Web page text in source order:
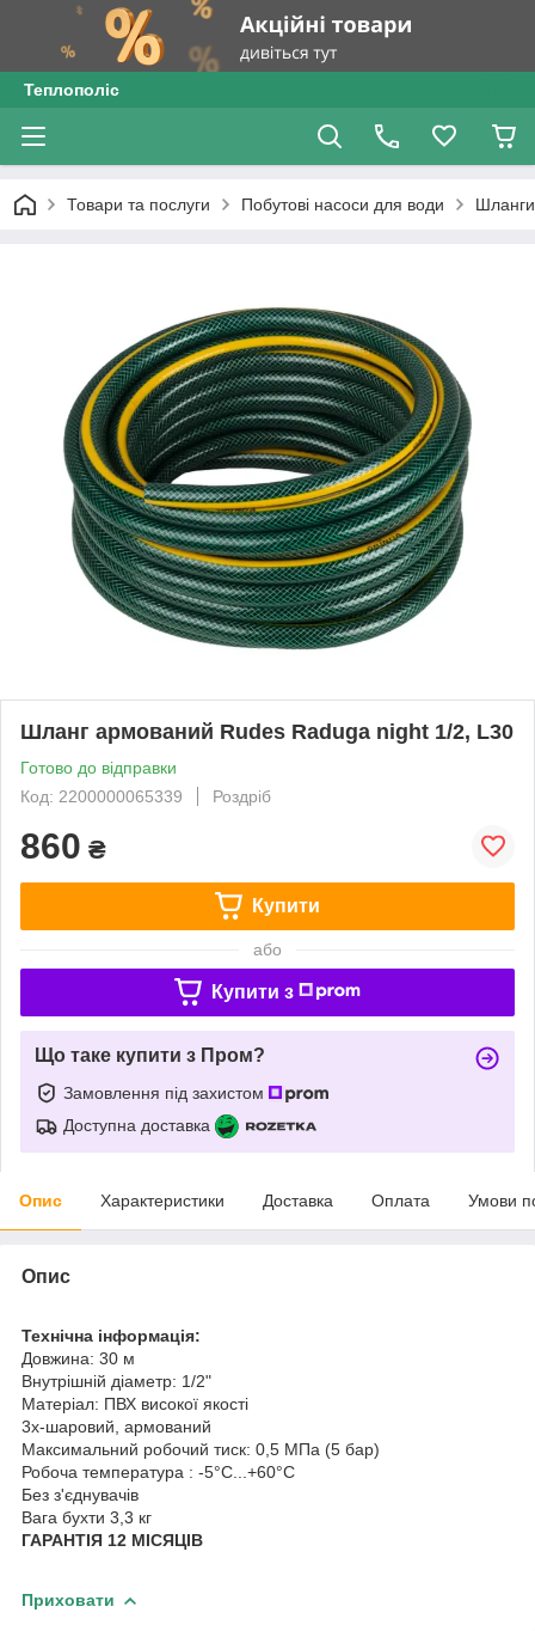
Теплополіс
Товари та послуги Побутові насоси для води
Шланг армований Rudes Raduga night 1/2, L30
Готово до відправки
Код: 2200000065339
Роздріб
860 ₴
Купити
або
Купити з
Що таке купити з Пром?
Замовлення під захистом
Доступна доставка
Опис Характеристики Доставка Оплата Умови
Опис
Технічна інформація:
Довжина: 30 м
Внутрішній діаметр: 1/2"
Матеріал: ПВХ високої якості
3х-шаровий, армований
Максимальний робочий тиск: 0,5 МПа (5 бар)
Робоча температура : -5°С...+60°С
Без з'єднувачів
Вага бухти 3,3 кг
ГАРАНТІЯ 12 МІСЯЦІВ
Приховати